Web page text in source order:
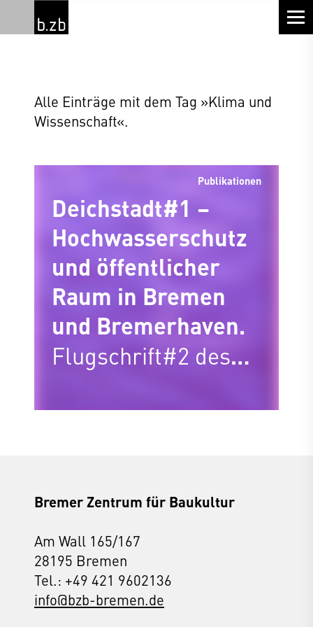
Alle Einträge mit dem Tag »Klima und
Wissenschaft«.
Publikationen
Deichstadt#1 –
Hochwasserschutz
und öffentlicher
Raum in Bremen
und Bremerhaven.
Flugschrift#2 des
für Baukultur
Bremer Zentrum für Baukultur
Am Wall 165/167
28195 Bremen
Tel.: +49 421 9602136
info@bzb-bremen.de